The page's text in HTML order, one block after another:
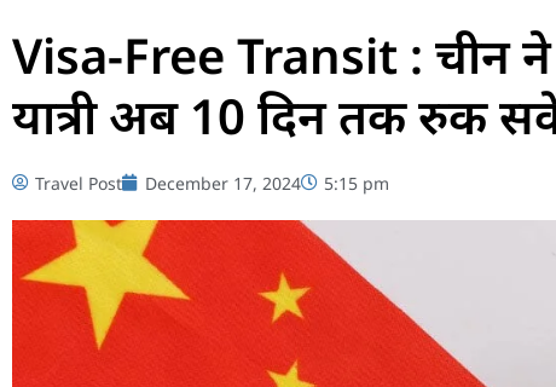
Visa-Free Transit : चीन ने
यात्री अब 10 दिन तक रुक
Travel Post December 17, 2024 5:15 pm